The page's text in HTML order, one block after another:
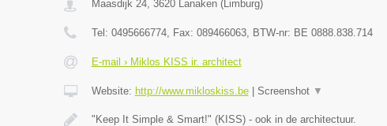
Maasdijk 24, 3620 Lanaken(Limburg)
Tel: 0495666774, Fax: 089466063, BTW-nr: BE 0888.838.714
E-mail › Miklos KISS ir. architect
Website: http://www.mikloskiss.be| Screenshot ▼
"Keep It Simple & Smart!" (KISS) - ook in de architectuur.